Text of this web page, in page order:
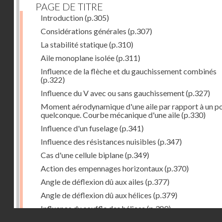
PAGE DE TITRE
Introduction(p.305)
Considérations générales (p.307)
La stabilité statique(p.310)
Aile monoplane isolée(p.311)
Influence de la flèche et du gauchissement combinés
(p.322)
Influence du V avec ou sans gauchissement(p.327)
Moment aérodynamique d'une aile par rapport à un
quelconque. Courbe mécanique d'une aile(p.330)
Influence d'un fuselage(p.341)
Influence des résistances nuisibles (p.347)
Cas d'une cellule biplane(p.349)
Action des empennages horizontaux(p.370)
Angle de déflexion dû aux ailes (p.377)
Angle de déflexion dû aux hélices (p.379)
Influence du souffle des hélices(p.380)